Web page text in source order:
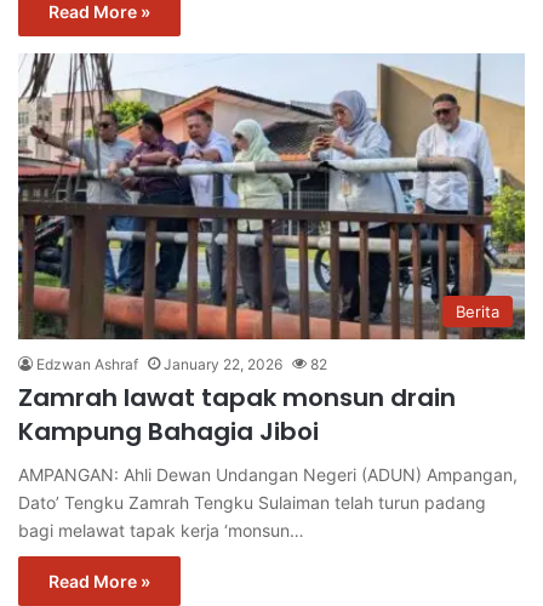
Read More »
Berita
Edzwan Ashraf January 22, 2026 82
Zamrah lawat tapak monsun drain
Kampung Bahagia Jiboi
AMPANGAN: Ahli Dewan Undangan Negeri (ADUN) Ampangan,
Dato’ Tengku Zamrah Tengku Sulaiman telah turun padang
bagi melawat tapak kerja ‘monsun…
Read More »